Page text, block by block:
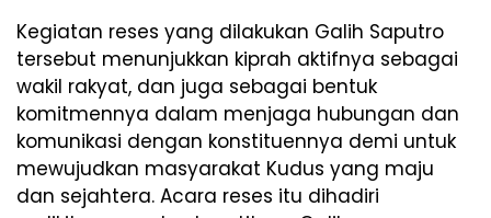
Kegiatan reses yang dilakukan Galih Saputro
tersebut menunjukkan kiprah aktifnya sebagai
wakil rakyat, dan juga sebagai bentuk
komitmennya dalam menjaga hubungan dan
komunikasi dengan konstituennya demi untuk
mewujudkan masyarakat Kudus yang maju
dan sejahtera. Acara reses itu dihadiri